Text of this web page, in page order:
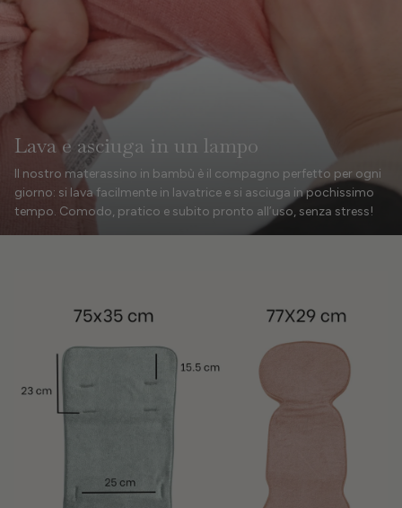
Lava e asciuga in un lampo
Il nostro materassino in bambù è il compagno perfetto per ogni
giorno: si lava facilmente in lavatrice e si asciuga in pochissimo
tempo. Comodo, pratico e subito pronto all’uso, senza stress!